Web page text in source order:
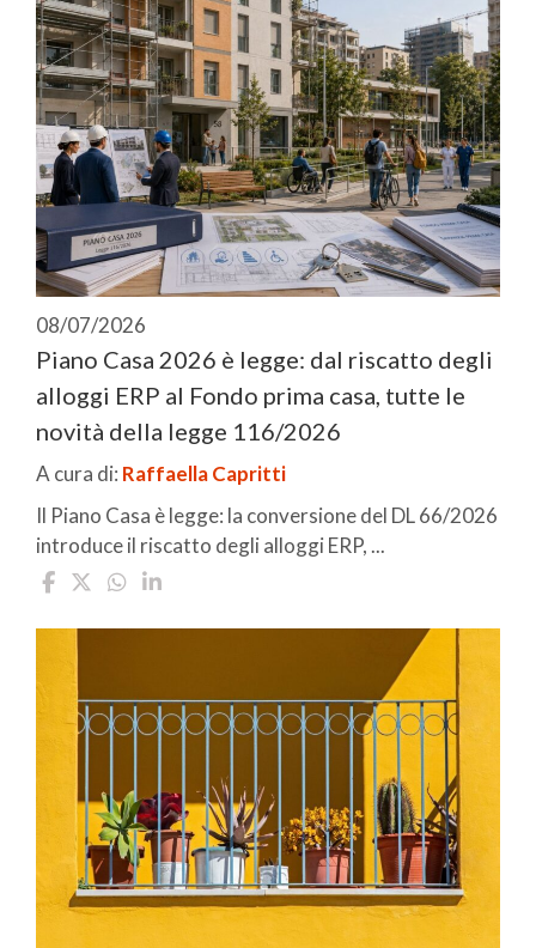
08/07/2026
Piano Casa 2026 è legge: dal riscatto degli
alloggi ERP al Fondo prima casa, tutte le
novità della legge 116/2026
A cura di: Raffaella Capritti
Il Piano Casa è legge: la conversione del DL 66/2026
introduce il riscatto degli alloggi ERP, ...